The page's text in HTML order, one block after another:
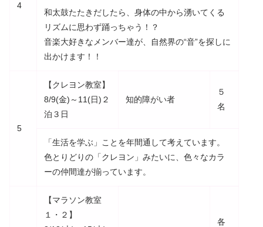
4
和太鼓たたきだしたら、身体の中から湧いてくる
リズムに思わず踊っちゃう！？
音楽大好きなメンバー達が、自然界の“音”を探しに
出かけます！！
5
【クレヨン教室】
8/9(金)～11(日)２
泊３日
知的障がい者
５
名
「生活を学ぶ」ことを年間通して考えています。
色とりどりの「クレヨン」みたいに、色々なカラ
ーの仲間達が揃っています。
【マラソン教室
１・２】
各